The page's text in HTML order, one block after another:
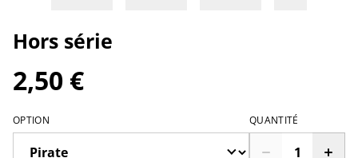
Hors série
2,50 €
OPTION QUANTITÉ